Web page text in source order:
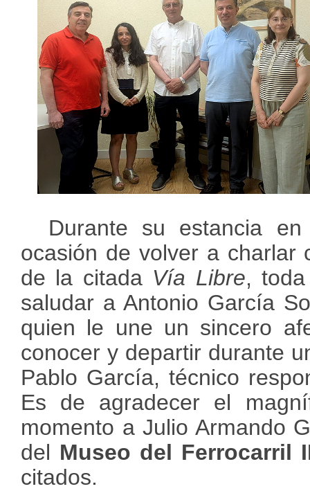
Durante su estancia
ocasión de volver a charlar
de la citada Vía Libre,
saludar a Antonio García
quien le une un sincero
conocer y departir durante
Pablo García, técnico
Es de agradecer el
momento a Julio Armando
del Museo del Ferrocarril
citados.